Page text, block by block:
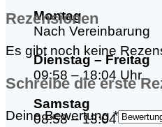
Montag
Nach Vereinbarung
Dienstag – Freitag
09:58 – 18:04 Uhr
Samstag
08:58 – 13:04 Uhr
Rezensionen
Es gibt noch keine
Schreibe die erste
Deine Bewertung*